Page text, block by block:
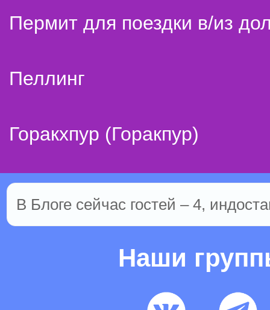
Пермит для поездки в/из
Пеллинг
Горакхпур (Горакпур)
В Блоге сейчас гостей – 4,
Наши